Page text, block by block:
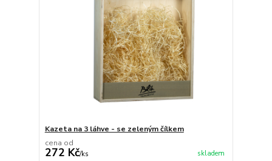
Kazeta na 3 láhve - se zeleným čílkem
cena od
272 Kč/ks skladem